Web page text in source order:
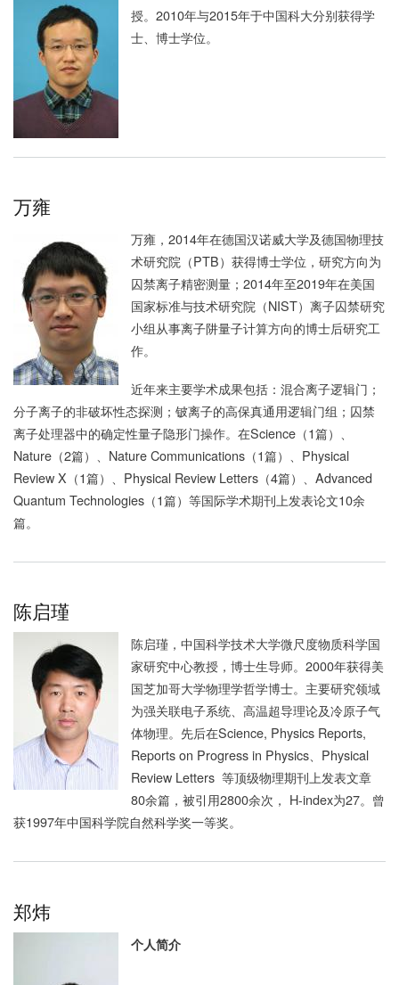
授。2010年与2015年于中国科大分别获得学
士、博士学位。
万雍
万雍，2014年在德国汉诺威大学及德国物理技
术研究院（PTB）获得博士学位，研究方向为
囚禁离子精密测量；2014年至2019年在美国
国家标准与技术研究院（NIST）离子囚禁研究
小组从事离子阱量子计算方向的博士后研究工
作。
近年来主要学术成果包括：混合离子逻辑门；
分子离子的非破坏性态探测；铍离子的高保真通用逻辑门组；囚禁
离子处理器中的确定性量子隐形门操作。 在Science（1篇）、
Nature（2篇）、Nature Communications（1篇）、Physical
Review X（1篇）、Physical Review Letters（4篇）、Advanced
Quantum Technologies（1篇）等国际学术期刊上发表论文10余
篇。
陈启瑾
陈启瑾，中国科学技术大学微尺度物质科学国
家研究中心教授，博士生导师。2000年获得美
国芝加哥大学物理学哲学博士。主要研究领域
为强关联电子系统、高温超导理论及冷原子气
体物理。先后在Science, Physics Reports,
Reports on Progress in Physics、Physical
Review Letters 等顶级物理期刊上发表文章
80余篇，被引用2800余次， H-index为27。曾
获1997年中国科学院自然科学奖一等奖。
郑炜
个人简介